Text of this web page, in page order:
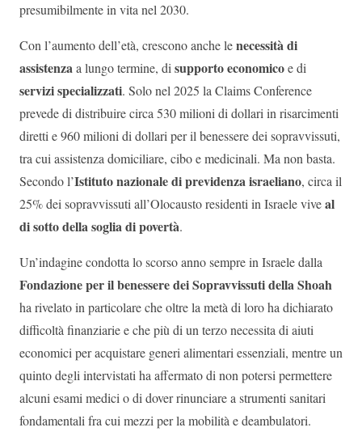
presumibilmente in vita nel 2030.
Con l’aumento dell’età, crescono anche lenecessità di
assistenzaa lungo termine, disupporto economicoe di
servizi specializzati. Solo nel 2025 la Claims Conference
prevede di distribuire circa 530 milioni di dollari in risarcimenti
diretti e 960 milioni di dollari per il benessere dei sopravvissuti,
tra cui assistenza domiciliare, cibo e medicinali. Ma non basta.
Secondo l’Istituto nazionale di previdenza israeliano, circa il
25% dei sopravvissuti all’Olocausto residenti in Israele viveal
di sotto della soglia di povertà.
Un’indagine condotta lo scorso anno sempre in Israele dalla
Fondazione per il benessere dei Sopravvissuti della Shoah
ha rivelato in particolare che oltre la metà di loro ha dichiarato
difficoltà finanziarie e che più di un terzo necessita di aiuti
economici per acquistare generi alimentari essenziali, mentre un
quinto degli intervistati ha affermato di non potersi permettere
alcuni esami medici o di dover rinunciare a strumenti sanitari
fondamentali fra cui mezzi per la mobilità e deambulatori.